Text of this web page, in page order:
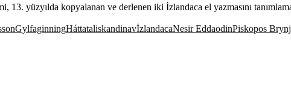
yüzyılda kopyalanan ve derlenen iki İzlandaca el yazmasını
GylfaginningHáttataliskandinavİzlandacaNesir EddaodinPiskopos